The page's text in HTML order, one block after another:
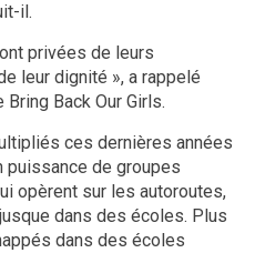
il.
privées de leurs
leur dignité », a rappelé
Bring Back Our Girls.
ces dernières années
puissance de groupes
opèrent sur les autoroutes,
dans des écoles. Plus
dans des écoles